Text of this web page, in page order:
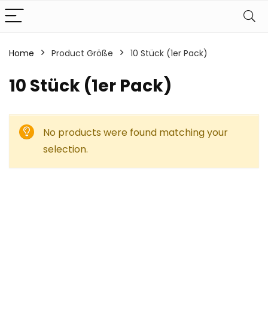
Home Product Größe ‎10 Stück (1er Pack)
‎10 Stück (1er Pack)
No products were found matching your
selection.